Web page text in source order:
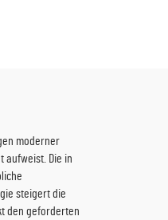
moderner
aufweist. Die in
steigert die
den geforderten